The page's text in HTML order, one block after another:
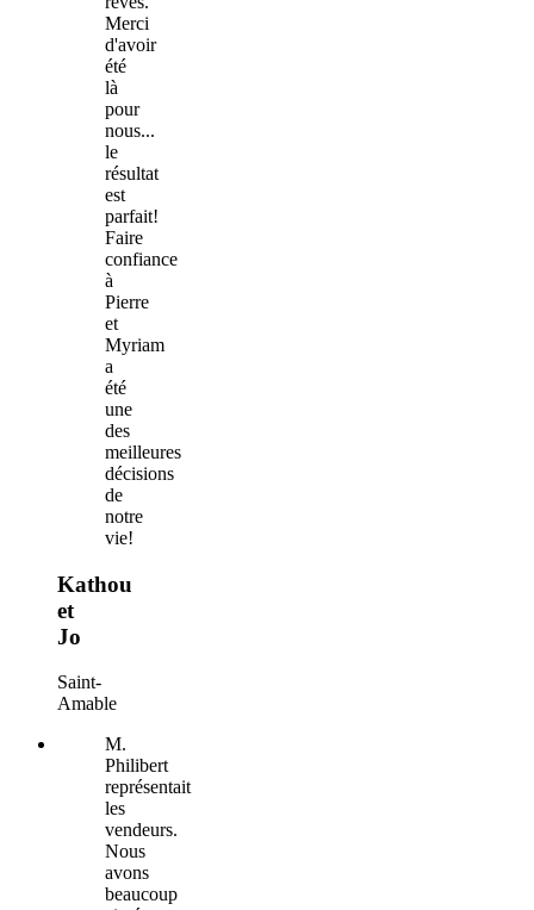
Merci
d'avoir
été
là
pour
nous...
le
résultat
est
parfait!
Faire
confiance
à
Pierre
et
Myriam
a
été
une
des
meilleures
décisions
de
notre
vie!
Kathou
et
Jo
Saint-
Amable
M.
Philibert
représentait
les
vendeurs.
Nous
avons
beaucoup